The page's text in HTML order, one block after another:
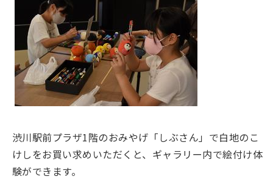
渋川駅前プラザ1階のおみやげ「しぶさん」で白地のこ
けしをお買い求めいただくと、ギャラリー内で絵付け体
験ができます。